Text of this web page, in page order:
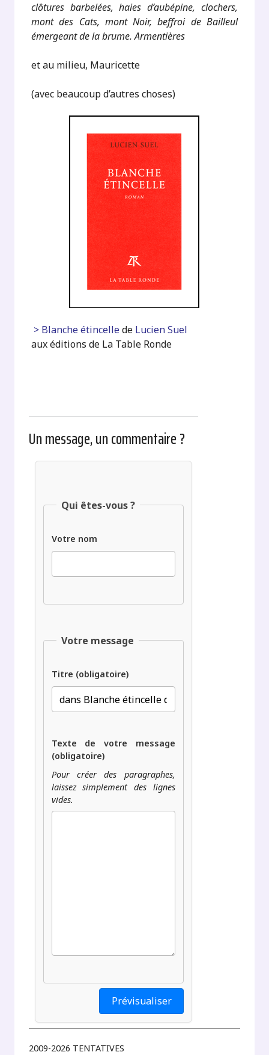
clôtures barbelées, haies d’aubépine, clochers,
mont des Cats, mont Noir, beffroi de Bailleul
émergeant de la brume. Armentières
et au milieu, Mauricette
(avec beaucoup d’autres choses)
> Blanche étincellede Lucien Suel
aux éditions de La Table Ronde
Un message, un commentaire ?
Qui êtes-vous ?
Votre nom
Votre message
Titre (obligatoire)
Texte de votre message
(obligatoire)
Pour créer des paragraphes,
laissez simplement des lignes
vides.
2009-2026 TENTATIVES